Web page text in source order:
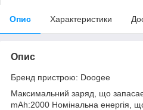
Опис Характеристики
Опис
Бренд пристрою: Doogee
Максимальний заряд, що
mAh:2000 Номінальна енергія,